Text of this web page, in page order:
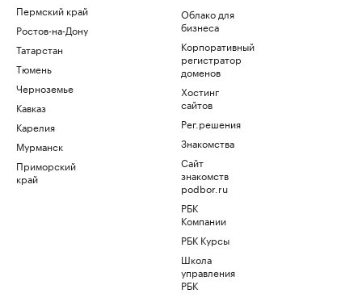
Пермский край
Ростов-на-Дону
Татарстан
Тюмень
Черноземье
Кавказ
Карелия
Мурманск
Приморский
край
Облако для
бизнеса
Корпоративный
регистратор
доменов
Хостинг
сайтов
Рег.решения
Знакомства
Сайт
знакомств
podbor.ru
РБК
Компании
РБК Курсы
Школа
управления
РБК